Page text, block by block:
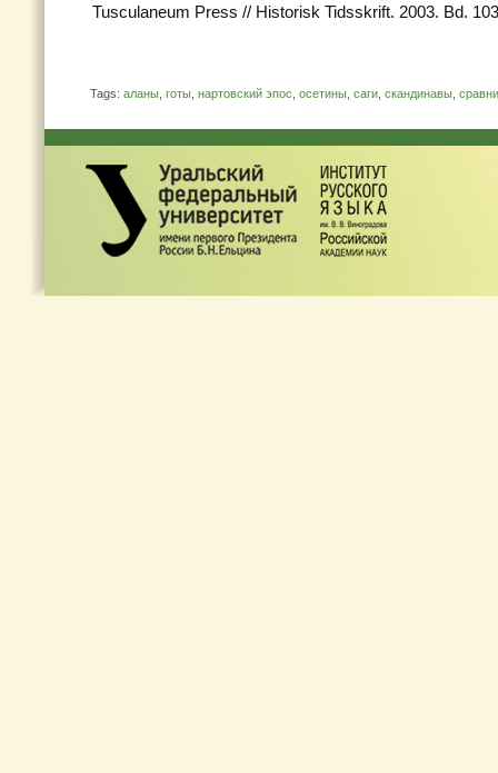
Tusculaneum Press // Historisk Tidsskrift. 2003. Bd.
Tags: аланы готы нартовский эпос осетины саги скандинавы